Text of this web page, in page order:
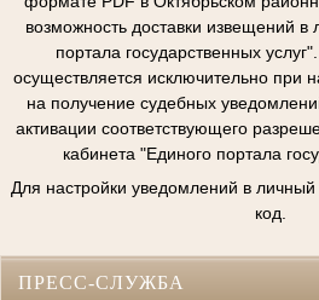
возможность доставки извещений в
портала государственных
осуществляется исключительно при
на получение судебных
активации соответствующего
кабинета "Единого портала
Для настройки уведомлений в личный
код.
ПРЕСС-СЛУЖБА